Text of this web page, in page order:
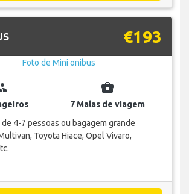
€193
business_center
7 Malas de viagem
de 4-7 pessoas ou bagagem grande
Toyota Hiace, Opel Vivaro,